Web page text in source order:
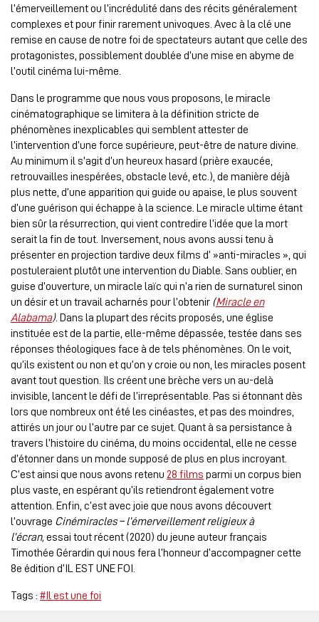
l’émerveillement ou l’incrédulité dans des récits généralement
complexes et pour finir rarement univoques. Avec à la clé une
remise en cause de notre foi de spectateurs autant que celle des
protagonistes, possiblement doublée d’une mise en abyme de
l’outil cinéma lui-même.
Dans le programme que nous vous proposons, le miracle
cinématographique se limitera à la définition stricte de
phénomènes inexplicables qui semblent attester de
l’intervention d’une force supérieure, peut-être de nature divine.
Au minimum il s’agit d’un heureux hasard (prière exaucée,
retrouvailles inespérées, obstacle levé, etc.), de manière déjà
plus nette, d’une apparition qui guide ou apaise, le plus souvent
d’une guérison qui échappe à la science. Le miracle ultime étant
bien sûr la résurrection, qui vient contredire l’idée que la mort
serait la fin de tout. Inversement, nous avons aussi tenu à
présenter en projection tardive deux films d’ »anti-miracles », qui
postuleraient plutôt une intervention du Diable. Sans oublier, en
guise d’ouverture, un miracle laïc qui n’a rien de surnaturel sinon
un désir et un travail acharnés pour l’obtenir (Miracle en
Alabama). Dans la plupart des récits proposés, une église
instituée est de la partie, elle-même dépassée, testée dans ses
réponses théologiques face à de tels phénomènes. On le voit,
qu’ils existent ou non et qu’on y croie ou non, les miracles posent
avant tout question. Ils créent une brèche vers un au-delà
invisible, lancent le défi de l’irreprésentable. Pas si étonnant dès
lors que nombreux ont été les cinéastes, et pas des moindres,
attirés un jour ou l’autre par ce sujet. Quant à sa persistance à
travers l’histoire du cinéma, du moins occidental, elle ne cesse
d’étonner dans un monde supposé de plus en plus incroyant.
C’est ainsi que nous avons retenu 28 films parmi un corpus bien
plus vaste, en espérant qu’ils retiendront également votre
attention. Enfin, c’est avec joie que nous avons découvert
l’ouvrage Cinémiracles – l’émerveillement religieux à
l’écran,essai tout récent (2020) du jeune auteur français
Timothée Gérardin qui nous fera l’honneur d’accompagner cette
8e édition d’IL EST UNE FOI.
Tags : #Il est une foi